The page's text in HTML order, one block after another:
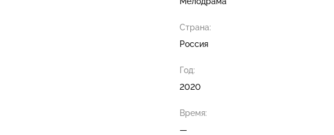
Страна:
Россия
Год:
2020
Время:
—